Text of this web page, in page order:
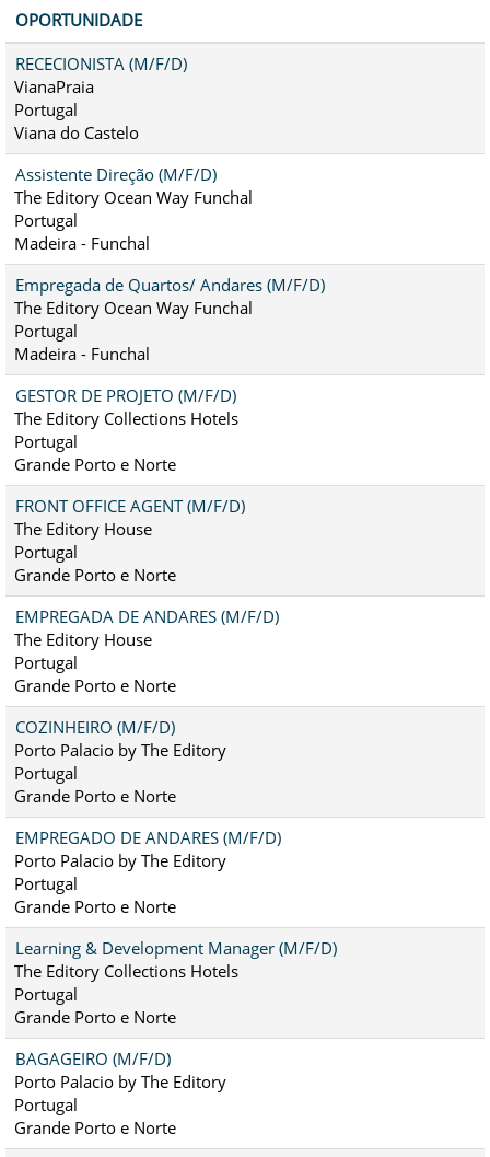
OPORTUNIDADE
RECECIONISTA (M/F/D)
VianaPraia
Portugal
Viana do Castelo
Assistente Direção (M/F/D)
The Editory Ocean Way Funchal
Portugal
Madeira - Funchal
Empregada de Quartos/ Andares (M/F/D)
The Editory Ocean Way Funchal
Portugal
Madeira - Funchal
GESTOR DE PROJETO (M/F/D)
The Editory Collections Hotels
Portugal
Grande Porto e Norte
FRONT OFFICE AGENT (M/F/D)
The Editory House
Portugal
Grande Porto e Norte
EMPREGADA DE ANDARES (M/F/D)
The Editory House
Portugal
Grande Porto e Norte
COZINHEIRO (M/F/D)
Porto Palacio by The Editory
Portugal
Grande Porto e Norte
EMPREGADO DE ANDARES (M/F/D)
Porto Palacio by The Editory
Portugal
Grande Porto e Norte
Learning & Development Manager (M/F/D)
The Editory Collections Hotels
Portugal
Grande Porto e Norte
BAGAGEIRO (M/F/D)
Porto Palacio by The Editory
Portugal
Grande Porto e Norte